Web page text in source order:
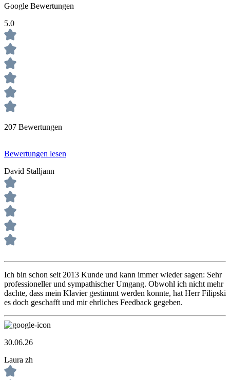
Google Bewertungen
5.0
207 Bewertungen
Bewertungen lesen
David Stalljann
Ich bin schon seit 2013 Kunde und kann immer wieder sagen: Sehr
professioneller und sympathischer Umgang. Obwohl ich nicht mehr
dachte, dass mein Klavier gestimmt werden konnte, hat Herr Filipski
es doch geschafft und mir ehrliches Feedback gegeben.
30.06.26
Laura zh